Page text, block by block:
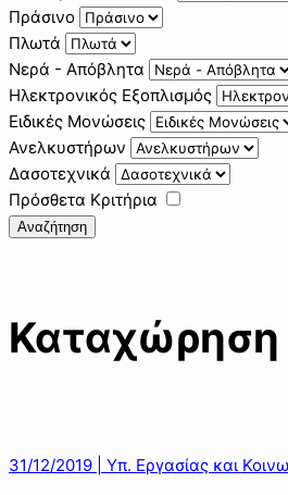
Πράσινο
Πλωτά
Νερά - Απόβλητα
Ηλεκτρονικός Εξοπλισμός
Ειδικές Μονώσεις
Ανελκυστήρων
Δασοτεχνικά
Πρόσθετα Κριτήρια
Αναζήτηση
Καταχώρηση
31/12/2019 | Υπ. Εργασίας και